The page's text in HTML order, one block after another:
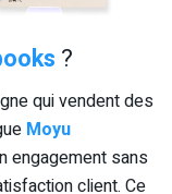
?
qui vendent des
Moyu
engagement sans
client. Ce